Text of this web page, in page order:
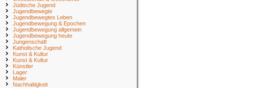
Jüdische Jugend
Jugendbewegte
Jugendbewegtes Leben
Jugendbewegung & Epochen
Jugendbewegung allgemein
Jugendbewegung heute
Jungenschaft
Katholische Jugend
Kunst & Kultur
Kunst & Kultur
Künstler
Lager
Maler
Nachhaltigkeit